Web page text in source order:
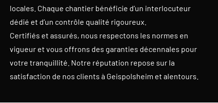
locales. Chaque chantier bénéficie d’un interlocuteur
dédié et d’un contrôle qualité rigoureux.
Certifiés et assurés, nous respectons les normes en
vigueur et vous offrons des garanties décennales pour
votre tranquillité. Notre réputation repose sur la
satisfaction de nos clients à Geispolsheim et alentours.